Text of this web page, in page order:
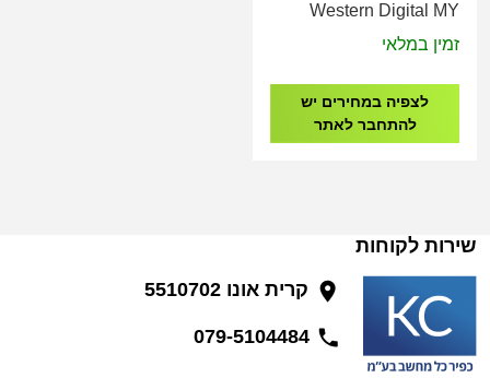
Western Digital MY
BOOK 3.5" USB 3.2
זמין במלאי
לצפיה במחירים יש
להתחבר לאתר
שירות לקוחות
קרית אונו 5510702